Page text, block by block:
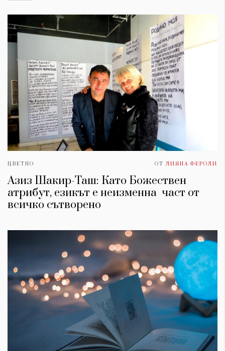
ЦВЕТНО ОТ ЛИЯНА ФЕРОЛИ
Азиз Шакир-Таш: Като Божествен
атрибут, езикът е неизменна част от
всичко сътворено